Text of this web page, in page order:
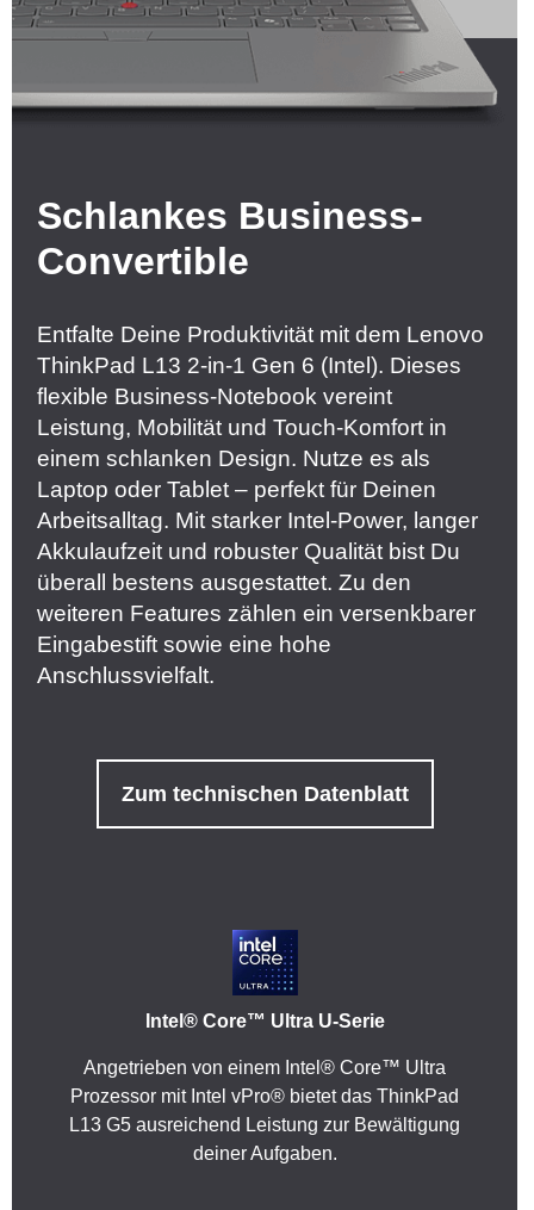
Schlankes Business-
Convertible
Entfalte Deine Produktivität mit dem Lenovo
ThinkPad L13 2-in-1 Gen 6 (Intel). Dieses
flexible Business-Notebook vereint
Leistung, Mobilität und Touch-Komfort in
einem schlanken Design. Nutze es als
Laptop oder Tablet – perfekt für Deinen
Arbeitsalltag. Mit starker Intel-Power, langer
Akkulaufzeit und robuster Qualität bist Du
überall bestens ausgestattet. Zu den
weiteren Features zählen ein versenkbarer
Eingabestift sowie eine hohe
Anschlussvielfalt.
Zum technischen Datenblatt
Intel® Core™ Ultra U-Serie
Angetrieben von einem Intel® Core™ Ultra
Prozessor mit Intel vPro® bietet das ThinkPad
L13 G5 ausreichend Leistung zur Bewältigung
deiner Aufgaben.